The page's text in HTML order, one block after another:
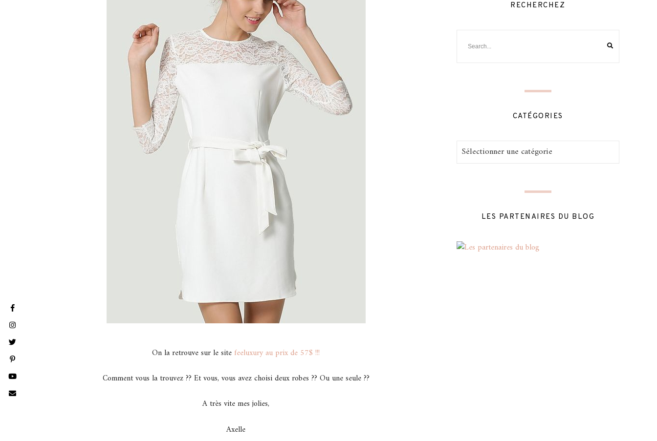
On la retrouve sur le site feeluxury au prix de 57$ !!!
Comment vous la trouvez ?? Et vous, vous avez choisi deux robes ?? Ou une seule ??
A très vite mes jolies,
Axelle
RECHERCHEZ
CATÉGORIES
Catégories
LES PARTENAIRES DU BLOG